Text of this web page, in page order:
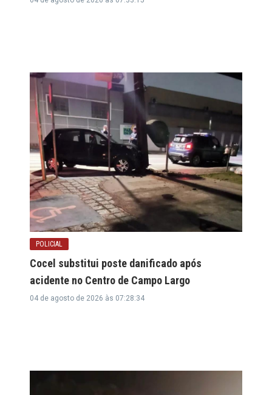
POLICIAL
Cocel substitui poste danificado após
acidente no Centro de Campo Largo
04 de agosto de 2026 às 07:28:34